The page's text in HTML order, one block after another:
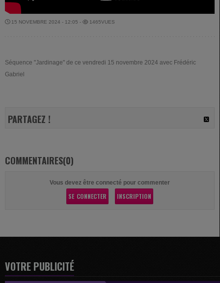
15 NOVEMBRE 2024 - 12:05 - 1465VUES
Séquence "Jardinage" de ce vendredi 15 novembre 2024 avec Frédéric
Gabriel
PARTAGEZ !
COMMENTAIRES(0)
Vous devez être connecté pour commenter
SE CONNECTER INSCRIPTION
VOTRE PUBLICITÉ